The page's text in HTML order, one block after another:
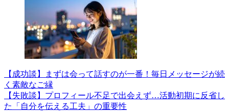
【成功談】まずは会って話すのが一番！毎日メッセージが続
く素敵なご縁
【失敗談】プロフィール不足で出会えず…活動初期に反省し
た「自分を伝える工夫」の重要性